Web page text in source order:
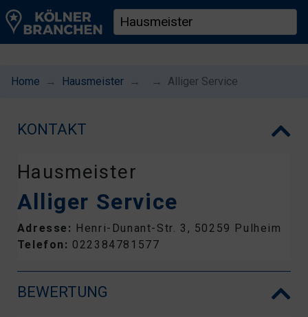
Home Hausmeister Alliger Service
KONTAKT
Hausmeister
Alliger Service
Adresse: Henri-Dunant-Str. 3, 50259 Pulheim
Telefon: 022384781577
BEWERTUNG